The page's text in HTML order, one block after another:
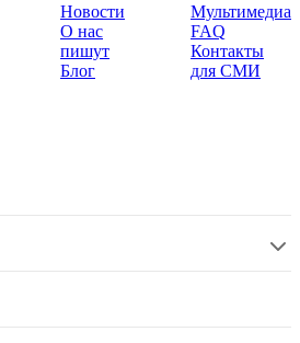
Новости
О нас
пишут
Блог
Мультимедиа
FAQ
Контакты
для СМИ